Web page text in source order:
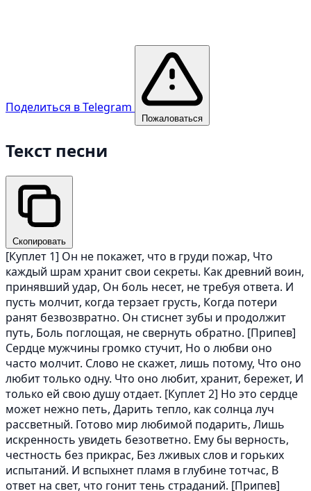
Поделиться в Telegram
Пожаловаться
Текст песни
Скопировать
[Куплет 1] Он не покажет, что в груди пожар, Что
каждый шрам хранит свои секреты. Как древний воин,
принявший удар, Он боль несет, не требуя ответа. И
пусть молчит, когда терзает грусть, Когда потери
ранят безвозвратно. Он стиснет зубы и продолжит
путь, Боль поглощая, не свернуть обратно. [Припев]
Сердце мужчины громко стучит, Но о любви оно
часто молчит. Слово не скажет, лишь потому, Что оно
любит только одну. Что оно любит, хранит, бережет, И
только ей свою душу отдает. [Куплет 2] Но это сердце
может нежно петь, Дарить тепло, как солнца луч
рассветный. Готово мир любимой подарить, Лишь
искренность увидеть безответно. Ему бы верность,
честность без прикрас, Без лживых слов и горьких
испытаний. И вспыхнет пламя в глубине тотчас, В
ответ на свет, что гонит тень страданий. [Припев]